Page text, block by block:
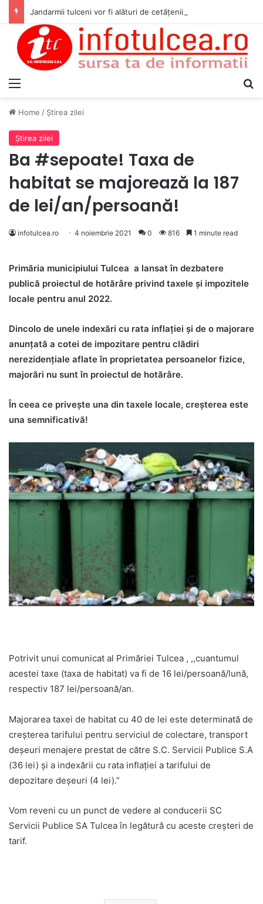
Home / Ştirea zilei
Ştirea zilei
Ba #sepoate! Taxa de
habitat se majorează la 187
de lei/an/persoană!
infotulcea.ro 4 noiembrie 2021 0 816 1 minute read
Primăria municipiului Tulcea a lansat în dezbatere
publică proiectul de hotărâre privind taxele și impozitele
locale pentru anul 2022.
Dincolo de unele indexări cu rata inflației și de o majorare
anunțată a cotei de impozitare pentru clădiri
nerezidențiale aflate în proprietatea persoanelor fizice,
majorări nu sunt în proiectul de hotărâre.
În ceea ce privește una din taxele locale, creșterea este
una semnificativă!
Potrivit unui comunicat al Primăriei Tulcea , ,,cuantumul
acestei taxe (taxa de habitat) va fi de 16 lei/persoană/lună,
respectiv 187 lei/persoană/an.
Majorarea taxei de habitat cu 40 de lei este determinată de
creşterea tarifului pentru serviciul de colectare, transport
deşeuri menajere prestat de către S.C. Servicii Publice S.A
(36 lei) și a indexării cu rata inflației a tarifului de
depozitare deșeuri (4 lei).”
Vom reveni cu un punct de vedere al conducerii SC
Servicii Publice SA Tulcea în legătură cu aceste creșteri de
tarif.